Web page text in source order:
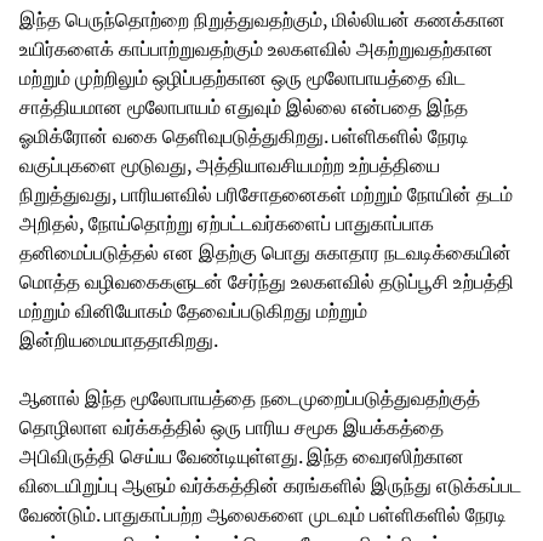
இந்த பெருந்தொற்றை நிறுத்துவதற்கும், மில்லியன் கணக்கான
உயிர்களைக் காப்பாற்றுவதற்கும் உலகளவில் அகற்றுவதற்கான
மற்றும் முற்றிலும் ஒழிப்பதற்கான ஒரு மூலோபாயத்தை விட
சாத்தியமான மூலோபாயம் எதுவும் இல்லை என்பதை இந்த
ஓமிக்ரோன் வகை தெளிவுபடுத்துகிறது. பள்ளிகளில் நேரடி
வகுப்புகளை மூடுவது, அத்தியாவசியமற்ற உற்பத்தியை
நிறுத்துவது, பாரியளவில் பரிசோதனைகள் மற்றும் நோயின் தடம்
அறிதல், நோய்தொற்று ஏற்பட்டவர்களைப் பாதுகாப்பாக
தனிமைப்படுத்தல் என இதற்கு பொது சுகாதார நடவடிக்கையின்
மொத்த வழிவகைகளுடன் சேர்ந்து உலகளவில் தடுப்பூசி உற்பத்தி
மற்றும் வினியோகம் தேவைப்படுகிறது மற்றும்
இன்றியமையாததாகிறது.
ஆனால் இந்த மூலோபாயத்தை நடைமுறைப்படுத்துவதற்குத்
தொழிலாள வர்க்கத்தில் ஒரு பாரிய சமூக இயக்கத்தை
அபிவிருத்தி செய்ய வேண்டியுள்ளது. இந்த வைரஸிற்கான
விடையிறுப்பு ஆளும் வர்க்கத்தின் கரங்களில் இருந்து எடுக்கப்பட
வேண்டும். பாதுகாப்பற்ற ஆலைகளை முடவும் பள்ளிகளில் நேரடி